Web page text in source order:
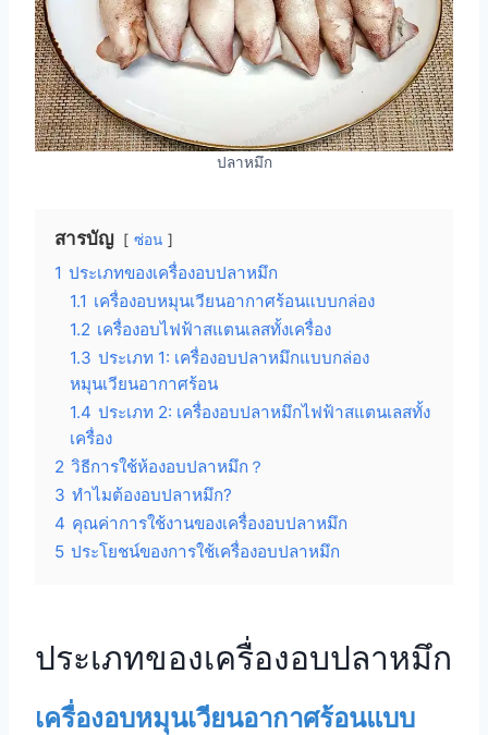
ปลาหมึก
สารบัญ ซ่อน
1 ประเภทของเครื่องอบปลาหมึก
1.1 เครื่องอบหมุนเวียนอากาศร้อนแบบกล่อง
1.2 เครื่องอบไฟฟ้าสแตนเลสทั้งเครื่อง
1.3 ประเภท 1: เครื่องอบปลาหมึกแบบกล่อง
หมุนเวียนอากาศร้อน
1.4 ประเภท 2: เครื่องอบปลาหมึกไฟฟ้าสแตนเลสทั้ง
เครื่อง
2 วิธีการใช้ห้องอบปลาหมึก？
3 ทำไมต้องอบปลาหมึก?
4 คุณค่าการใช้งานของเครื่องอบปลาหมึก
5 ประโยชน์ของการใช้เครื่องอบปลาหมึก
ประเภทของเครื่องอบปลาหมึก
เครื่องอบหมุนเวียนอากาศร้อนแบบ